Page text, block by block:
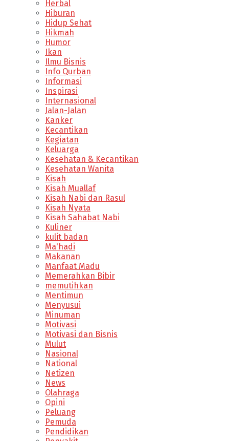
Herbal
Hiburan
Hidup Sehat
Hikmah
Humor
Ikan
Ilmu Bisnis
Info Qurban
Informasi
Inspirasi
Internasional
Jalan-Jalan
Kanker
Kecantikan
Kegiatan
Keluarga
Kesehatan & Kecantikan
Kesehatan Wanita
Kisah
Kisah Muallaf
Kisah Nabi dan Rasul
Kisah Nyata
Kisah Sahabat Nabi
Kuliner
kulit badan
Ma'hadi
Makanan
Manfaat Madu
Memerahkan Bibir
memutihkan
Mentimun
Menyusui
Minuman
Motivasi
Motivasi dan Bisnis
Mulut
Nasional
National
Netizen
News
Olahraga
Opini
Peluang
Pemuda
Pendidikan